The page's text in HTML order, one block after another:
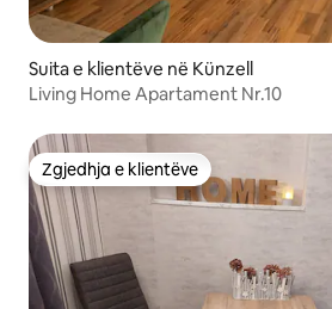
Suita e klientëve në Künzell
Living Home Apartament Nr.10
Zgjedhja e klientëve
Zgjedhja e klientëve